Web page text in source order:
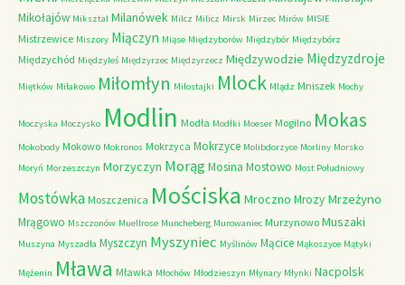
Mikołajów Miksztal Milanówek Milcz Milicz Mirsk Mirzec Mirów MISIE
Mistrzewice Miszory Miączyn Miąse Międzyborów Międzybór Międzybórz
Międzychód Międzyleś Międzyrzec Międzyrzecz Międzywodzie Międzyzdroje
Miętków Miłakowo Miłomłyn Miłostajki Mlock Mlądz Mniszek Mochy
Moczyska Moczysko Modlin Modła Modłki Moeser Mogilno Mokas
Mokobody Mokowo Mokronos Mokrzyca Mokrzyce Molibdorzyce Morliny Morsko
Moryń Morzeszczyn Morzyczyn MorągMosina Mostowo Most Południowy
Mostówka Moszczenica Mościska Mroczno Mrozy Mrzeżyno
Mrągowo Mszczonów Muellrose Muncheberg Murowaniec Murzynowo Muszaki
Muszyna Myszadła Myszczyn Myszyniec Myślinów Mącice Mąkoszyce Mątyki
Mężenin Mława Mławka Młochów Młodzieszyn Młynary Młynki Nacpolsk